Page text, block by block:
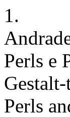
1.
Perls e
Perls